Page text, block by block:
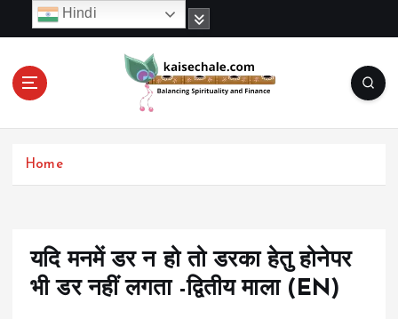
c
Home
यदि मनमें डर न हो तो डरका हेतु होनेपर
भी डर नहीं लगता -द्वितीय माला (EN)
Hindi